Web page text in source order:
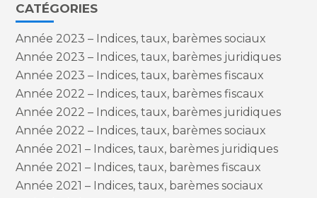
CATÉGORIES
Année 2023 – Indices, taux, barèmes sociaux
Année 2023 – Indices, taux, barèmes juridiques
Année 2023 – Indices, taux, barèmes fiscaux
Année 2022 – Indices, taux, barèmes fiscaux
Année 2022 – Indices, taux, barèmes juridiques
Année 2022 – Indices, taux, barèmes sociaux
Année 2021 – Indices, taux, barèmes juridiques
Année 2021 – Indices, taux, barèmes fiscaux
Année 2021 – Indices, taux, barèmes sociaux